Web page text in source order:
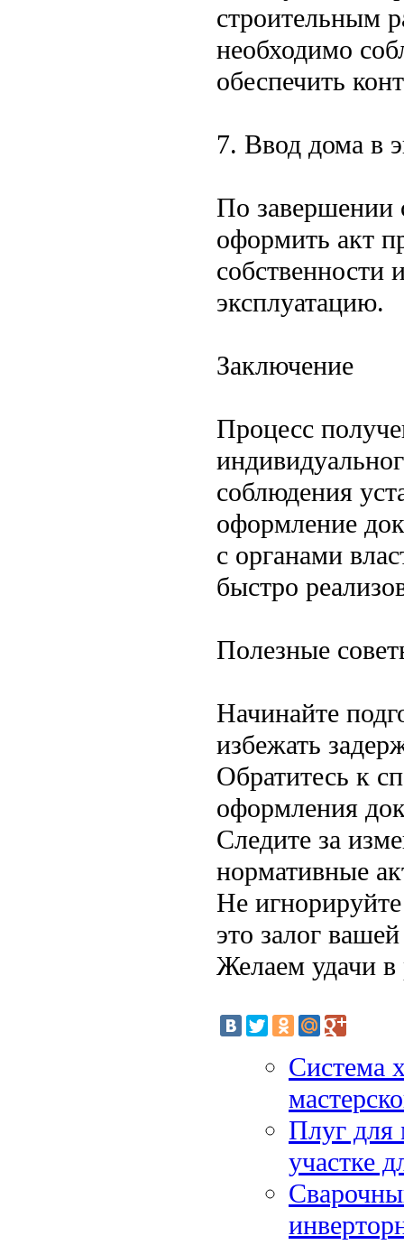
строительным
необходимо
обеспечить
7. Ввод дома в
По завершении
оформить акт
собственности
эксплуатацию.
Заключение
Процесс
соблюдения
оформление
с органами
быстро
Полезные
Начинайте
избежать
Обратитесь к
оформления
Следите за
нормативные
Не
это залог
Желаем удачи в
Система
Плуг для
участке